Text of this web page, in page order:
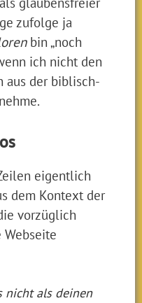
zufolge ja
bin „noch
ich nicht den
aus der biblisch-
eigentlich
dem Kontext der
vorzüglich
nicht als deinen